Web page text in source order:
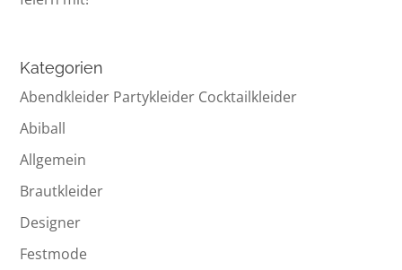
Kategorien
Abendkleider Partykleider Cocktailkleider
Abiball
Allgemein
Brautkleider
Designer
Festmode